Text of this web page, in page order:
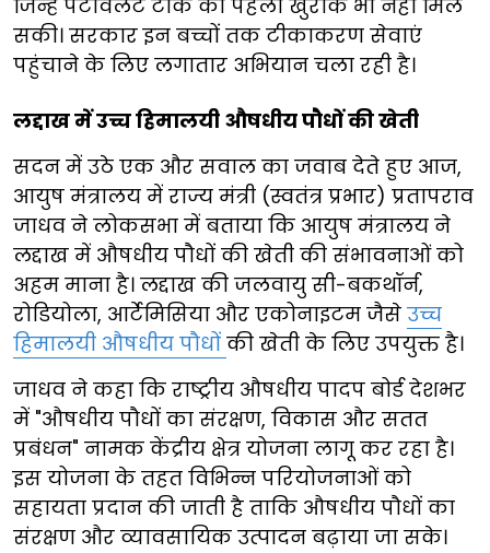
जिन्हें पेंटावैलेंट टीके की पहली खुराक भी नहीं मिल
सकी। सरकार इन बच्चों तक टीकाकरण सेवाएं
पहुंचाने के लिए लगातार अभियान चला रही है।
लद्दाख में उच्च हिमालयी औषधीय पौधों की खेती
सदन में उठे एक और सवाल का जवाब देते हुए आज,
आयुष मंत्रालय में राज्य मंत्री (स्वतंत्र प्रभार) प्रतापराव
जाधव ने लोकसभा में बताया कि आयुष मंत्रालय ने
लद्दाख में औषधीय पौधों की खेती की संभावनाओं को
अहम माना है। लद्दाख की जलवायु सी-बकथॉर्न,
रोडियोला, आर्टेमिसिया और एकोनाइटम जैसे उच्च
हिमालयी औषधीय पौधों की खेती के लिए उपयुक्त है।
जाधव ने कहा कि राष्ट्रीय औषधीय पादप बोर्ड देशभर
में "औषधीय पौधों का संरक्षण, विकास और सतत
प्रबंधन" नामक केंद्रीय क्षेत्र योजना लागू कर रहा है।
इस योजना के तहत विभिन्न परियोजनाओं को
सहायता प्रदान की जाती है ताकि औषधीय पौधों का
संरक्षण और व्यावसायिक उत्पादन बढ़ाया जा सके।